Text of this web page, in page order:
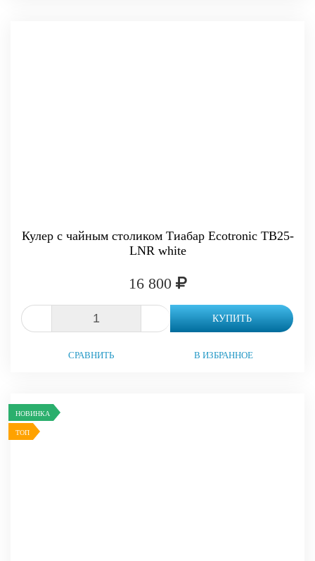
Кулер с чайным столиком Тиабар Ecotronic TB25-
LNR white
16 800
КУПИТЬ
СРАВНИТЬ В ИЗБРАННОЕ
НОВИНКА
ТОП